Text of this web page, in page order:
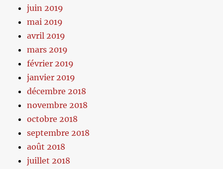
juin 2019
mai 2019
avril 2019
mars 2019
février 2019
janvier 2019
décembre 2018
novembre 2018
octobre 2018
septembre 2018
août 2018
juillet 2018